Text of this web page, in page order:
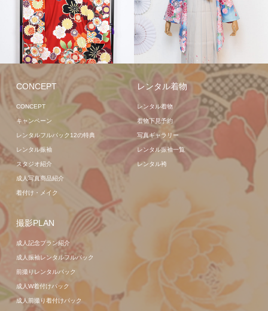
レンタル着物
レンタル二尺袖袴 レンタ
CONCEPT
CONCEPT
キャンペーン
レンタルフルパック12の特典
レンタル振袖
スタジオ紹介
成人写真商品紹介
着付け・メイク
レンタル着物
レンタル着物
着物下見予約
写真ギャラリー
レンタル振袖一覧
レンタル袴
撮影PLAN
成人記念プラン紹介
成人振袖レンタルフルパック
前撮りレンタルパック
成人W着付けパック
成人前撮り着付けパック